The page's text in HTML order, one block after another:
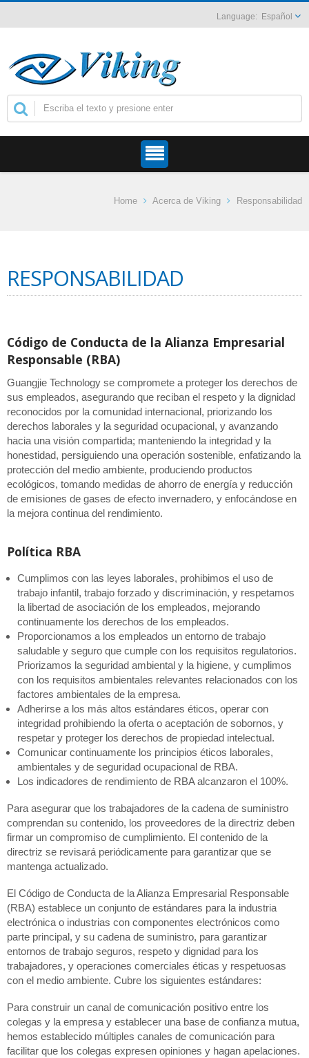
Español
Home Acerca de Viking Responsabilidad
RESPONSABILIDAD
Código de Conducta de la Alianza Empresarial
Responsable (RBA)
Guangjie Technology se compromete a proteger los derechos de
sus empleados, asegurando que reciban el respeto y la dignidad
reconocidos por la comunidad internacional, priorizando los
derechos laborales y la seguridad ocupacional, y avanzando
hacia una visión compartida; manteniendo la integridad y la
honestidad, persiguiendo una operación sostenible, enfatizando la
protección del medio ambiente, produciendo productos
ecológicos, tomando medidas de ahorro de energía y reducción
de emisiones de gases de efecto invernadero, y enfocándose en
la mejora continua del rendimiento.
Política RBA
Cumplimos con las leyes laborales, prohibimos el uso de
trabajo infantil, trabajo forzado y discriminación, y respetamos
la libertad de asociación de los empleados, mejorando
continuamente los derechos de los empleados.
Proporcionamos a los empleados un entorno de trabajo
saludable y seguro que cumple con los requisitos regulatorios.
Priorizamos la seguridad ambiental y la higiene, y cumplimos
con los requisitos ambientales relevantes relacionados con los
factores ambientales de la empresa.
Adherirse a los más altos estándares éticos, operar con
integridad prohibiendo la oferta o aceptación de sobornos, y
respetar y proteger los derechos de propiedad intelectual.
Comunicar continuamente los principios éticos laborales,
ambientales y de seguridad ocupacional de RBA.
Los indicadores de rendimiento de RBA alcanzaron el 100%.
Para asegurar que los trabajadores de la cadena de suministro
comprendan su contenido, los proveedores de la directriz deben
firmar un compromiso de cumplimiento. El contenido de la
directriz se revisará periódicamente para garantizar que se
mantenga actualizado.
El Código de Conducta de la Alianza Empresarial Responsable
(RBA) establece un conjunto de estándares para la industria
electrónica o industrias con componentes electrónicos como
parte principal, y su cadena de suministro, para garantizar
entornos de trabajo seguros, respeto y dignidad para los
trabajadores, y operaciones comerciales éticas y respetuosas
con el medio ambiente. Cubre los siguientes estándares:
Para construir un canal de comunicación positivo entre los
colegas y la empresa y establecer una base de confianza mutua,
hemos establecido múltiples canales de comunicación para
facilitar que los colegas expresen opiniones y hagan apelaciones.